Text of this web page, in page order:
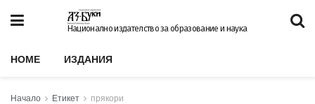
Национално издателство за образование и наука
HOME ИЗДАНИЯ
Начало Етикет прякори